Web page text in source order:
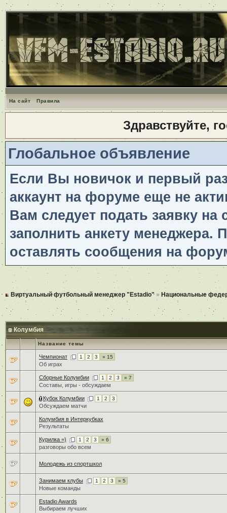
На сайт Правила
Здравствуйте,
Глобальное объявление
Если Вы новичок и первый
аккаунт на форуме еще не
Вам следует подать заявку
заполнить анкету менеджера.
оставлять сообщения на
Виртуальный футбольный менеджер "Estadio"» Национальные
Колумбия
Название темы
Чемпионат 1 2 3 » 15
Об играх
Сборные Колумбии 1 2 3 » 7
Составы, игры - обсуждаем
Кубок Колумбии 1 2 3
Обсуждаем матчи
Колумбия в Интеркубках
Результаты
Курилка =) 1 2 3 » 6
разговоры обо всем
Молодежь из спортшкол
Занимаем клубы 1 2 3 » 5
Новые команды
Estadio Awards
Выбираем лучших